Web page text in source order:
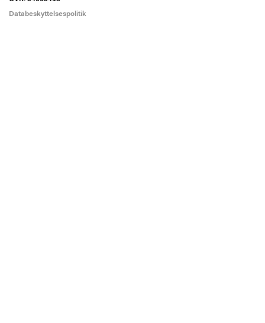
Databeskyttelsespolitik